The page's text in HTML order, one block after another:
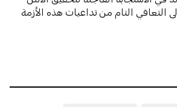
التعافي التام من تداعيات هذه الأزمة